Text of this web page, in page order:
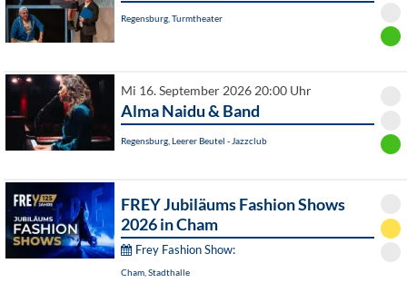
Regensburg, Turmtheater
Mi 16. September 2026 20:00 Uhr
Alma Naidu & Band
Regensburg, Leerer Beutel - Jazzclub
FREY Jubiläums Fashion Shows
2026 in Cham
Frey Fashion Show:
Cham, Stadthalle